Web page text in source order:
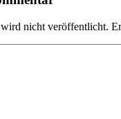
nicht veröffentlicht.